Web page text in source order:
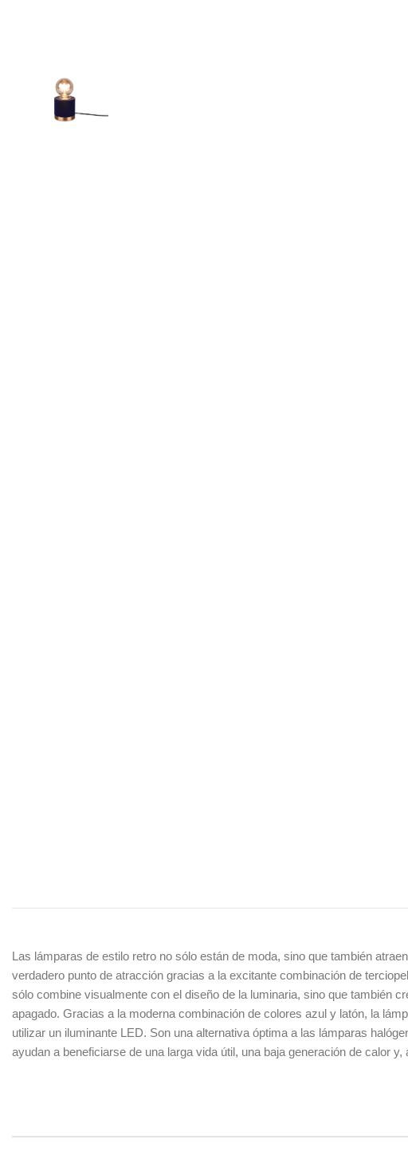
Las lámparas de estilo retro no sólo están de moda, sino que también
verdadero punto de atracción gracias a la excitante combinación de
sólo combine visualmente con el diseño de la luminaria, sino que también
apagado. Gracias a la moderna combinación de colores azul y latón, la
utilizar un iluminante LED. Son una alternativa óptima a las lámparas
ayudan a beneficiarse de una larga vida útil, una baja generación de calor